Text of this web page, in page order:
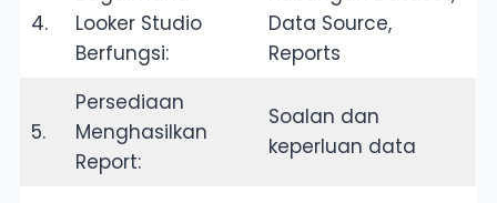
4.
Looker Studio
Berfungsi:
Data Source,
Reports
5.
Persediaan
Menghasilkan
Report:
Soalan dan
keperluan data